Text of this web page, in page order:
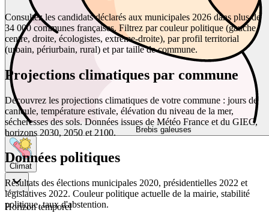
Brebis galeuses
Climat
Horizon temporel
Consultez les candidats déclarés aux municipales 2026 dans plus de
34 000 communes françaises. Filtrez par couleur politique (gauche,
centre, droite, écologistes, extrême-droite), par profil territorial
(urbain, périurbain, rural) et par taille de commune.
Projections climatiques par commune
Découvrez les projections climatiques de votre commune : jours de
canicule, température estivale, élévation du niveau de la mer,
sécheresses des sols. Données issues de Météo France et du GIEC,
horizons 2030, 2050 et 2100.
Données politiques
Résultats des élections municipales 2020, présidentielles 2022 et
législatives 2022. Couleur politique actuelle de la mairie, stabilité
politique, taux d'abstention.